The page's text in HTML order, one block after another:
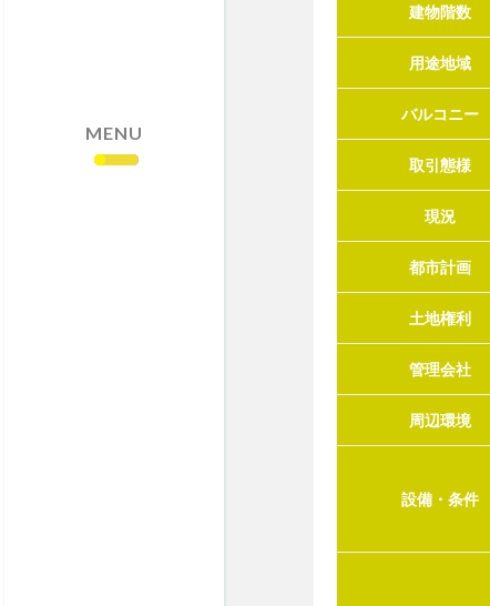
MENU
建物階数
用途地域
バルコニー
取引態様
現況
都市計画
土地権利
管理会社
周辺環境
設備・条件